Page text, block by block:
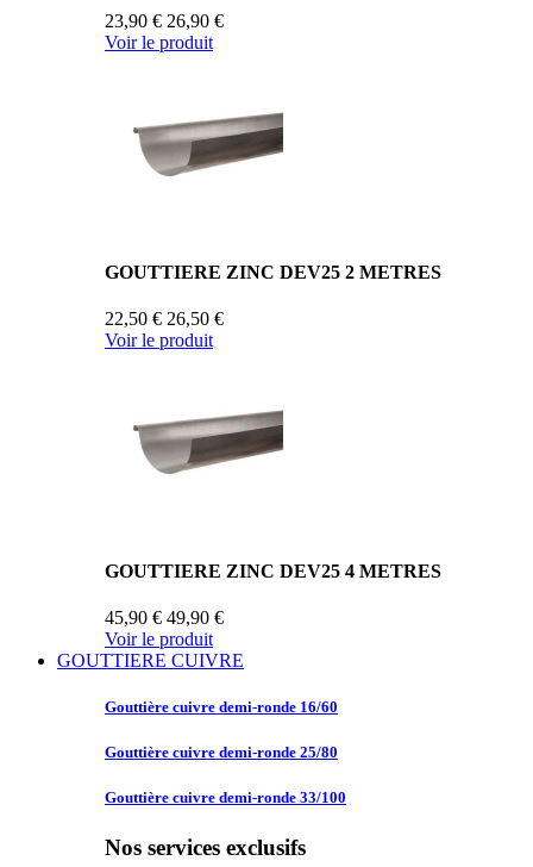
23,90 € 26,90 €
Voir le produit
GOUTTIERE ZINC DEV25 2 METRES
22,50 € 26,50 €
Voir le produit
GOUTTIERE ZINC DEV25 4 METRES
45,90 € 49,90 €
Voir le produit
GOUTTIERE CUIVRE
Gouttière cuivre demi-ronde 16/60
Gouttière cuivre demi-ronde 25/80
Gouttière cuivre demi-ronde 33/100
Nos services exclusifs